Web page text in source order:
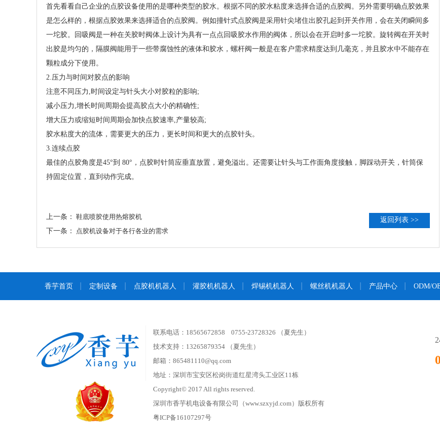
首先看看自己企业的点胶设备使用的是哪种类型的胶水。根据不同的胶水粘度来选择合适的点胶阀。另外需要明确点胶效果
是怎么样的，根据点胶效果来选择适合的点胶阀。例如撞针式点胶阀是采用针尖堵住出胶孔起到开关作用，会在关闭瞬间多
一坨胶。回吸阀是一种在关胶时阀体上设计为具有一点点回吸胶水作用的阀体，所以会在开启时多一坨胶。旋转阀在开关时
出胶是均匀的，隔膜阀能用于一些带腐蚀性的液体和胶水，螺杆阀一般是在客户需求精度达到几毫克，并且胶水中不能存在
颗粒成分下使用。
2.压力与时间对胶点的影响
注意不同压力,时间设定与针头大小对胶粒的影响;
减小压力,增长时间周期会提高胶点大小的精确性;
增大压力或缩短时间周期会加快点胶速率,产量较高;
胶水粘度大的流体，需要更大的压力，更长时间和更大的点胶针头。
3.连续点胶
最佳的点胶角度是45°到 80°，点胶时针筒应垂直放置，避免溢出。还需要让针头与工作面角度接触，脚踩动开关，针筒保
持固定位置，直到动作完成。
上一条： 鞋底喷胶使用热熔胶机
下一条：
点胶机设备对于各行各业的需求
返回列表 >>
香芋首页 定制设备 点胶机机器人 灌胶机机器人 焊锡机机器人 螺丝机机器人 产品中心 ODM/
联系电话：18565672858 0755-23728326 （夏先生）
技术支持：13265879354 （夏先生）
邮箱：865481110@qq.com
地址：深圳市宝安区松岗街道红星湾头工业区11栋
Copyright© 2017 All rights reserved.
深圳市香芋机电设备有限公司（www.szxyjd.com）版权所有
粤ICP备16107297号